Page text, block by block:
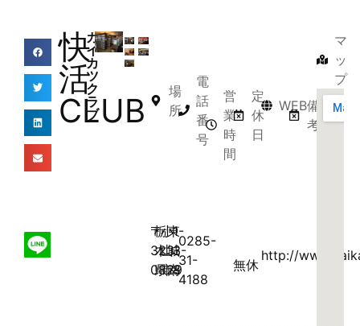
快
活
CLUB
カ
イ
カ
ツ
ク
ラ
ブ
場
所
〒
323-
0829
栃
木
県
小
山
市
東
城
南
1-
3-
8
電
話
番
号
0285-
31-
4188
営
業
時
間
定
休
日
無休
WEB
http://
備
考
マ
ッ
プ